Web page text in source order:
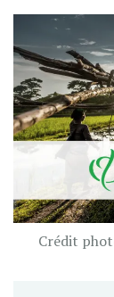
Crédit